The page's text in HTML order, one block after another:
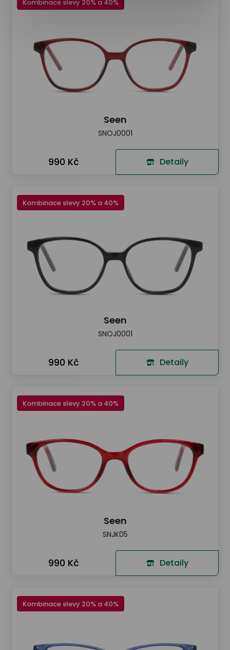
Kombinace slevy 20% a 40%
Seen
SNOJ0001
990 Kč Detaily
Kombinace slevy 20% a 40%
Seen
SNOJ0001
990 Kč Detaily
Kombinace slevy 20% a 40%
Seen
SNJK05
990 Kč Detaily
Kombinace slevy 20% a 40%